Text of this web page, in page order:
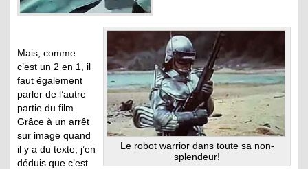
Le robot warrior dans toute sa non-
splendeur!
Mais, comme
c’est un 2 en 1, il
faut également
parler de l’autre
partie du film.
Grâce à un arrêt
sur image quand
il y a du texte, j’en
déduis que c’est